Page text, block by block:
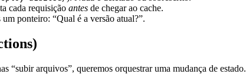
cada requisição antes de chegar ao cache.
ponteiro: “Qual é a versão atual?”.
“subir arquivos”, queremos orquestrar uma mudança de estado.